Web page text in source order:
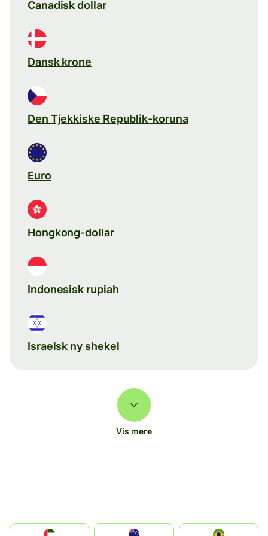
Canadisk dollar
Dansk krone
Den Tjekkiske Republik-koruna
Euro
Hongkong-dollar
Indonesisk rupiah
Israelsk ny shekel
Vis mere